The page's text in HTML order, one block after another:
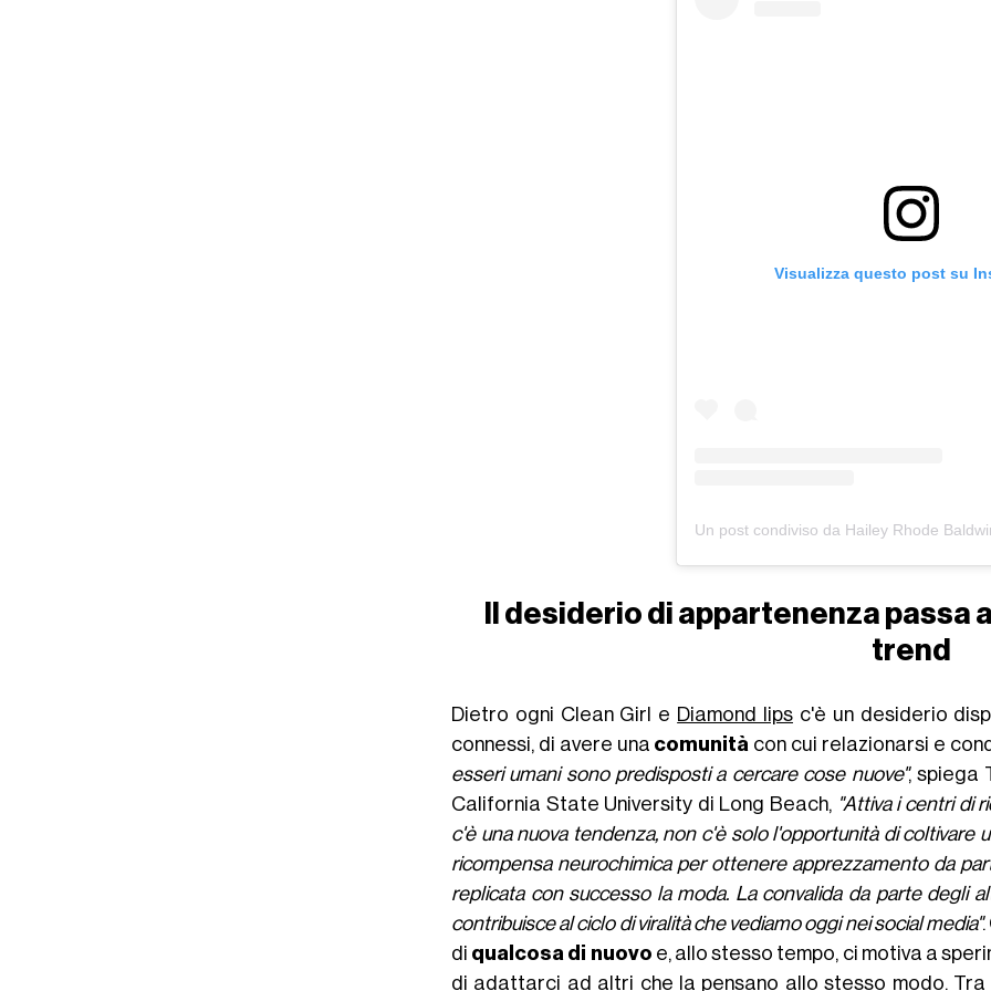
Visualizza questo post su
Il desiderio di appartenenza
trend
Dietro ogni Clean Girl e Diamond lips c'è un desiderio
connessi, di avere una comunità con cui relazionarsi e
esseri umani sono predisposti a cercare cose nuove", spiega
California State University di Long Beach, "Attiva i centri di
c'è una nuova tendenza, non c'è solo l'opportunità di coltivare
ricompensa neurochimica per ottenere apprezzamento da
replicata con successo la moda. La convalida da parte degli
contribuisce al ciclo di viralità che vediamo oggi nei social media".
di qualcosa di nuovo e, allo stesso tempo, ci motiva a
di adattarci ad altri che la pensano allo stesso modo. Tra